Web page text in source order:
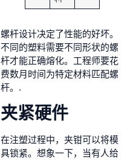
螺杆设计决定了性能的好坏。
不同的塑料需要不同形状的螺
杆才能正确熔化。工程师要花
费数月时间为特定材料匹配螺
杆。.
夹紧硬件
在注塑过程中，夹钳可以将模
具锁紧。想象一下，当有人给